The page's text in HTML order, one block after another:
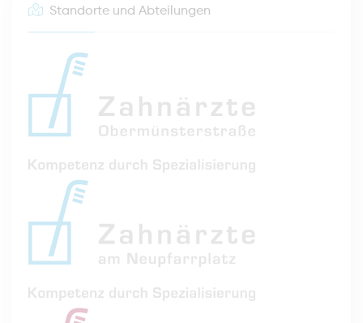
Standorte und Abteilungen